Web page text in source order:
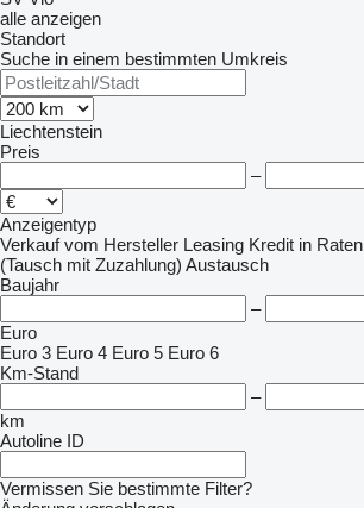
alle anzeigen
Standort
Suche in einem bestimmten Umkreis
Liechtenstein
Preis
–
Anzeigentyp
Verkauf vom Hersteller Leasing Kredit in Raten
(Tausch mit Zuzahlung) Austausch
Baujahr
–
Euro
Euro 3 Euro 4 Euro 5 Euro 6
Km-Stand
–
km
Autoline ID
Vermissen Sie bestimmte Filter?